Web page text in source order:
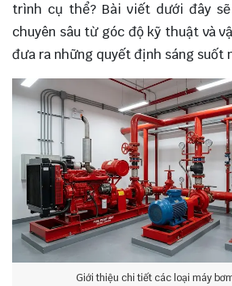
trình cụ thể? Bài viết dưới đây
chuyên sâu từ góc độ kỹ thuật và
đưa ra những quyết định sáng suốt
Giới thiệu chi tiết các loại máy